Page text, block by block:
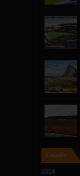
Labels
2014